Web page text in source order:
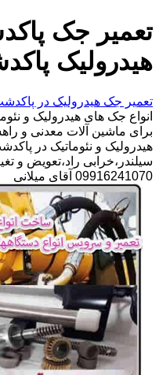
تعمیر جک
هیدرولیک
تعمیر جک هیدرولیک در
انواع جک های هیدرولیک و
برای ماشین آلات معدنی و
هیدرولیک و نئوماتیک در
سیلندر،خرابی راد،تعویض و
09916241070 آقای میلانی